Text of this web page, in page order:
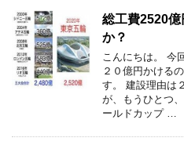
総工費2520
か？
こんにちは。 今
２０億円かける
す。 建設理由は
が、もうひとつ
ールドカップ …